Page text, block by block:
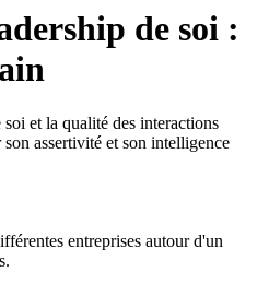
de soi :
et la qualité des interactions
assertivité et son intelligence
entreprises autour d'un